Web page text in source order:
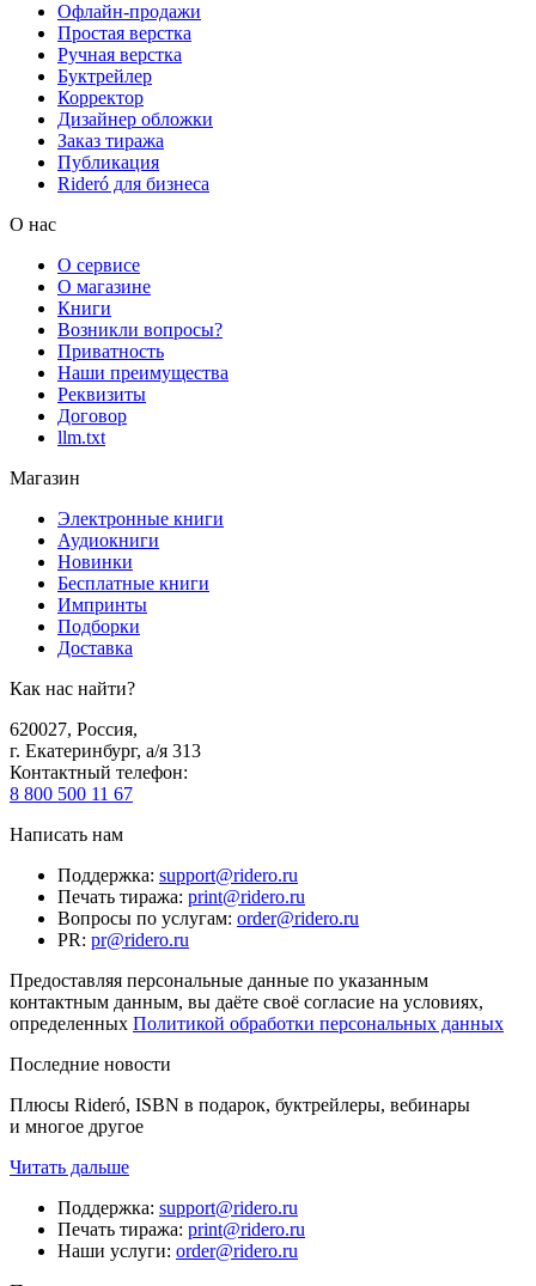
Офлайн-продажи
Простая верстка
Ручная верстка
Буктрейлер
Корректор
Дизайнер обложки
Заказ тиража
Публикация
Rideró для бизнеса
О нас
О сервисе
О магазине
Книги
Возникли вопросы?
Приватность
Наши преимущества
Реквизиты
Договор
llm.txt
Магазин
Электронные книги
Аудиокниги
Новинки
Бесплатные книги
Импринты
Подборки
Доставка
Как нас найти?
620027, Россия,
г. Екатеринбург, а/я 313
Контактный телефон:
8 800 500 11 67
Написать нам
Поддержка: support@ridero.ru
Печать тиража: print@ridero.ru
Вопросы по услугам: order@ridero.ru
PR: pr@ridero.ru
Предоставляя персональные данные по указанным
контактным данным, вы даёте своё согласие на условиях,
определенных Политикой обработки персональных данных
Последние новости
Плюсы Rideró, ISBN в подарок, буктрейлеры, вебинары
и многое другое
Читать дальше
Поддержка: support@ridero.ru
Печать тиража: print@ridero.ru
Наши услуги: order@ridero.ru